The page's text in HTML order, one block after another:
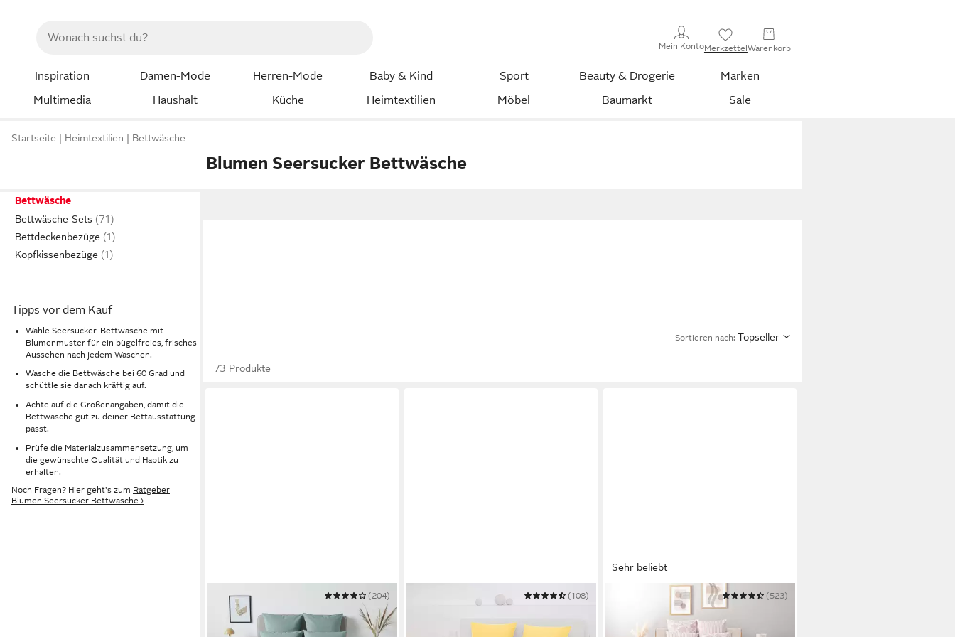
Mein KontoMerkzettelWarenkorb
Inspiration Damen-Mode Herren-Mode Baby & Kind Sport Beauty & Drogerie
Marken
Multimedia
Haushalt Küche Heimtextilien Möbel Baumarkt Sale
Startseite Heimtextilien Bettwäsche
Blumen Seersucker Bettwäsche
Bettwäsche
Bettwäsche-Sets
Bettdeckenbezüge
Kopfkissenbezüge
Tipps vor dem Kauf
Wähle Seersucker-Bettwäsche mit
Blumenmuster für ein bügelfreies, frisches
Aussehen nach jedem Waschen.
Wasche die Bettwäsche bei 60 Grad und
schüttle sie danach kräftig auf.
Achte auf die Größenangaben, damit die
Bettwäsche gut zu deiner Bettausstattung
passt.
Prüfe die Materialzusammensetzung, um
die gewünschte Qualität und Haptik zu
erhalten.
Noch Fragen? Hier geht's zum Ratgeber
Blumen Seersucker Bettwäsche ›
Sortieren nach: Topseller
73 Produkte
OTTO HOME
Bettwäsche Sari2 in Gr. 135x200
oder 155x220 cm
(204)
Seersucker 100% Baumwolle, uni,
(108)
Sehr beliebt
Bettwäsche Nordby
135 x 200 cm
B/L
(523)